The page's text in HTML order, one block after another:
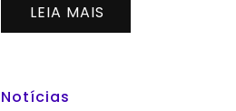
LEIA MAIS
Notícias